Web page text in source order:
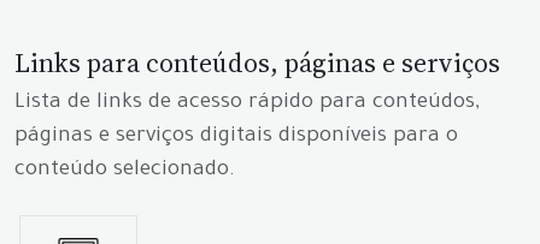
Links para conteúdos, páginas e serviços
Lista de links de acesso rápido para conteúdos,
páginas e serviços digitais disponíveis para o
conteúdo selecionado.